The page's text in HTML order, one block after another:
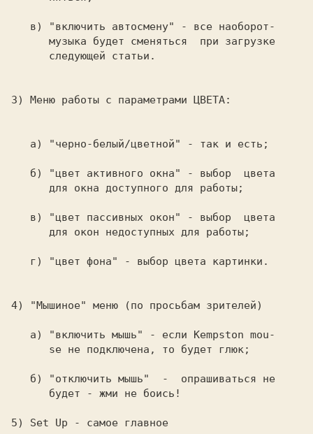
в) "включить автосмену"
- все наоборот-
3) Меню работы с параметрами ЦВЕТА:
а) "черно-белый/цветной" - так и есть;
б) "цвет активного окна"
- выбор  цвета
в) "цвет пассивных окон"
- выбор  цвета
г) "цвет фона" - выбор цвета картинки.
4) "Мышиное" меню (по просьбам зрителей)
а) "включить мышь"
- если Kempston mou-
б) "отключить мышь"
-  опрашиваться не
5) Set Up - самое главное